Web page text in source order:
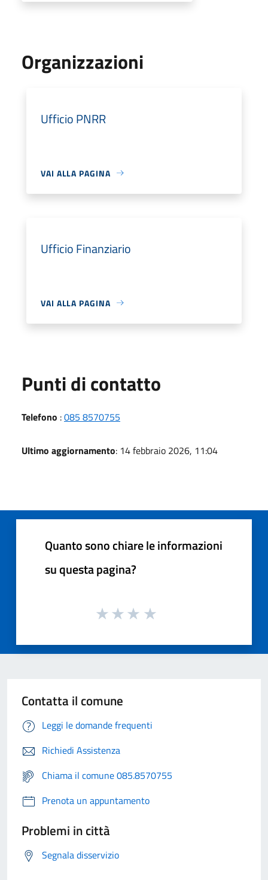
Organizzazioni
Ufficio PNRR
VAI ALLA PAGINA
Ufficio Finanziario
VAI ALLA PAGINA
Punti di contatto
Telefono :085 8570755
Ultimo aggiornamento: 14 febbraio 2026, 11:04
Quanto sono chiare le informazioni
su questa pagina?
Contatta il comune
Leggi le domande frequenti
Richiedi Assistenza
Chiama il comune 085.8570755
Prenota un appuntamento
Problemi in città
Segnala disservizio